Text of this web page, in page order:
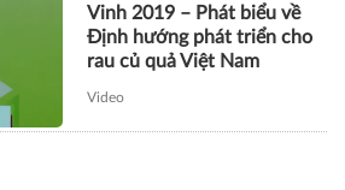
Vinh 2019 – Phát biểu về
Định hướng phát triển cho
rau củ quả Việt Nam
Video